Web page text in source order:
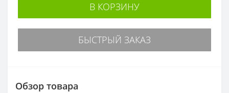
В КОРЗИНУ
БЫСТРЫЙ ЗАКАЗ
Обзор товара